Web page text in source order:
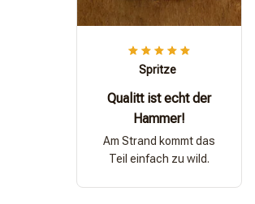
Spritze
Qualitt ist echt der
Hammer!
Am Strand kommt das
Teil einfach zu wild.